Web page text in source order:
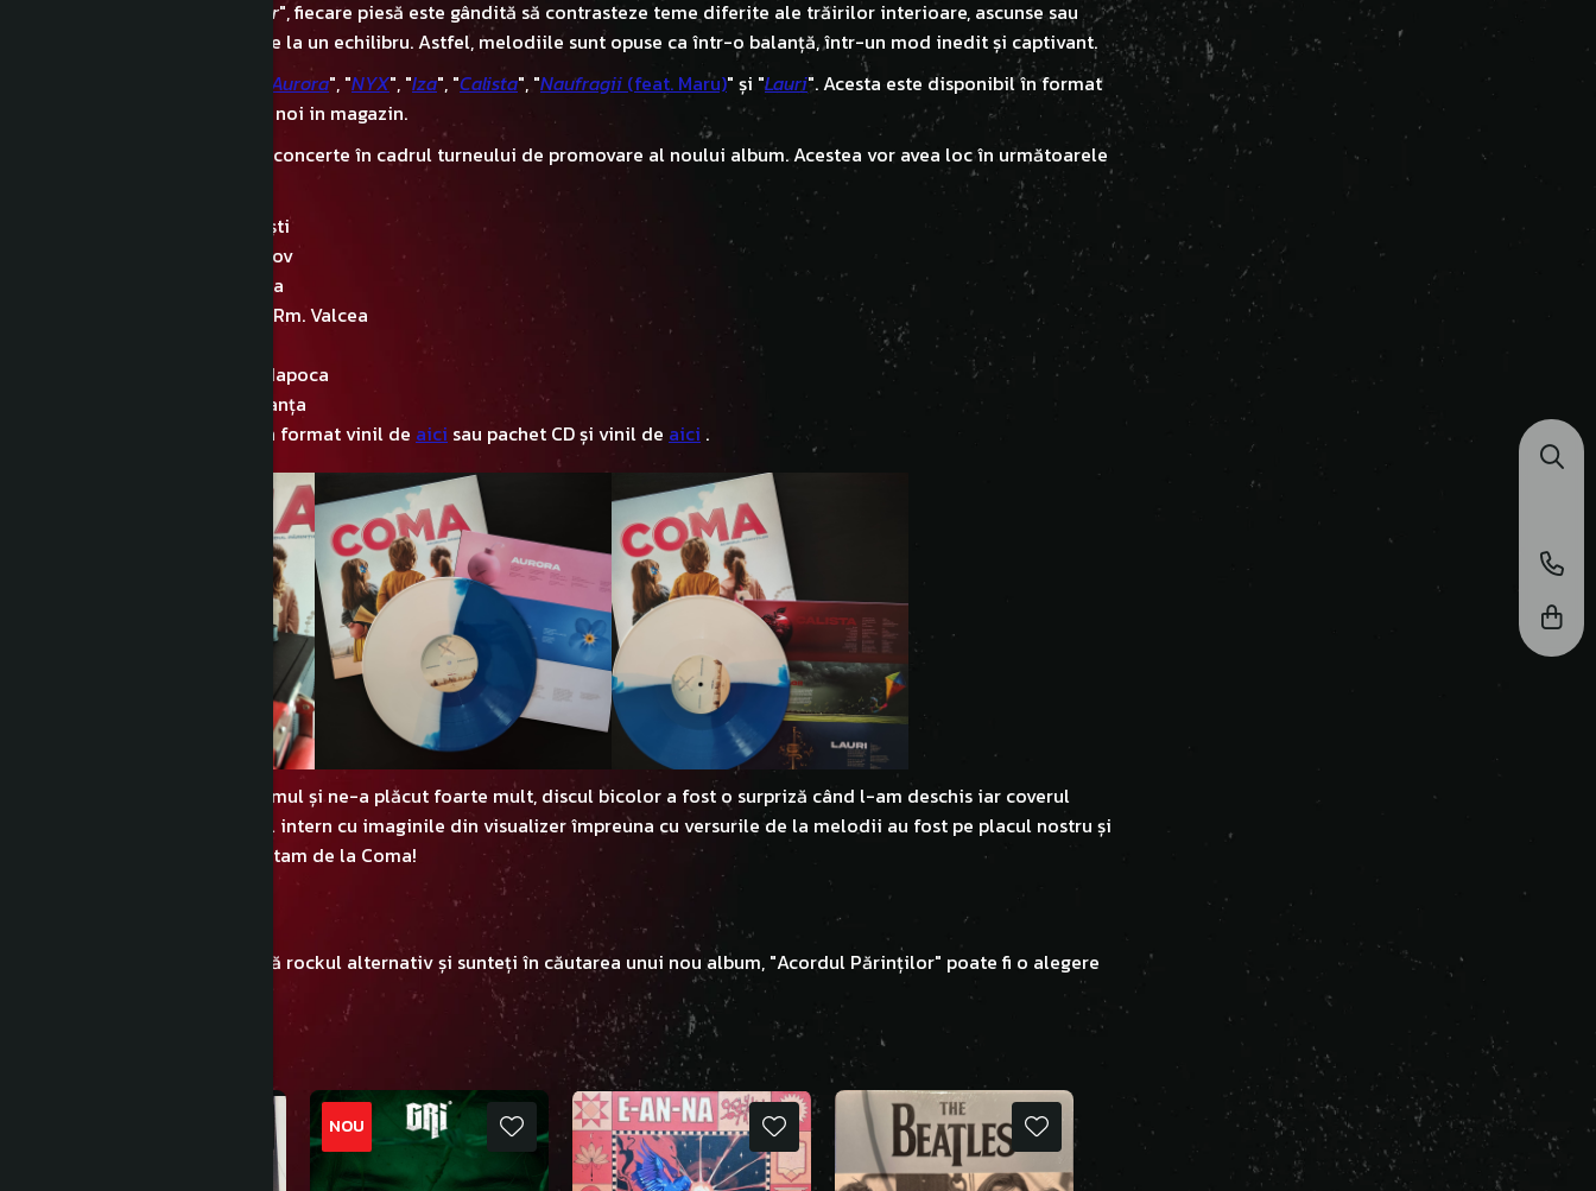
Acordul Părinților", fiecare piesă este gândită să contrasteze teme diferite ale trăirilor interioare, ascunse sau
uitate, în speranța de a ajunge la un echilibru. Astfel, melodiile sunt opuse ca într-o balanță, într-un mod inedit și captivant.
Aurora", "NYX", "Iza", "Calista", "Naufragii (feat. Maru)" și "Lauri". Acesta este disponibil în format
CD și vinil în magazinele și la noi in magazin.
COMA a anunțat și o serie de concerte în cadrul turneului de promovare al noului album. Acestea vor avea loc în următoarele
7 aprilie - Quantic, București
21 aprilie - Rockstadt, Brașov
22 aprilie - Faber, Timișoara
23 aprilie - Any Stage Bar, Rm. Valcea
6 mai - Form Space, Cluj-Napoca
12 mai - Doors Club, Constanța
Albumul poate fi comandat în format vinil de aici sau pachet CD și vinil de aici .
Noi, LAVinil, am ascultat albumul și ne-a plăcut foarte mult, discul bicolor a fost o surpriză când l-am deschis iar coverul
simplist și la obiect, sleeve-ul intern cu imaginile din visualizer împreuna cu versurile de la melodii au fost pe placul nostru și
sound-ul exact la ce ne așteptam de la Coma!
În cazul în care vă interesează rockul alternativ și sunteți în căutarea unui nou album, "Acordul Părinților" poate fi o alegere
NOU -10% NOU